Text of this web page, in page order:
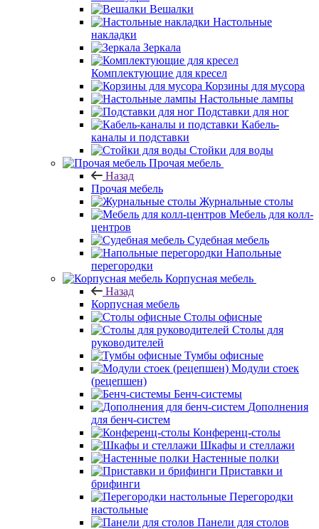
Вешалки
Настольные
накладки
Зеркала
Комплектующие для кресел
Корзины для мусора
Настольные лампы
Подставки для ног
Кабель-
каналы и подставки
Стойки для воды
Прочая мебель
Назад
Прочая мебель
Журнальные столы
Мебель для колл-
центров
Судебная мебель
Напольные
перегородки
Корпусная мебель
Назад
Корпусная мебель
Столы офисные
Столы для
руководителей
Тумбы офисные
Модули стоек
(рецепшен)
Бенч-системы
Дополнения
для бенч-систем
Конференц-столы
Шкафы и стеллажи
Настенные полки
Приставки и
брифинги
Перегородки
настольные
Панели для столов